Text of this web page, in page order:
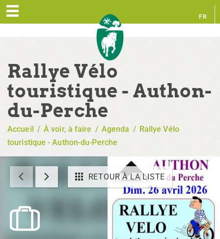
FR
Rallye Vélo
touristique - Authon-
du-Perche
Accueil / À voir, à faire / Agenda / Rallye Vélo
touristique - Authon-du-Perche
RETOUR À LA LISTE